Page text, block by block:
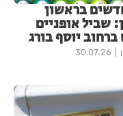
בראשון
שביל אופניים
יוסף בורג
30.07.26